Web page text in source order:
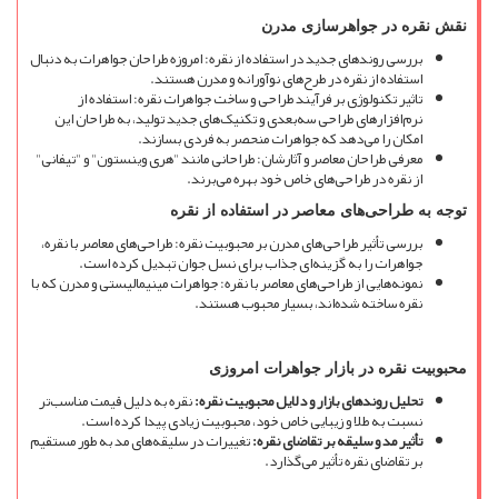
نقش نقره در جواهرسازی مدرن
بررسی روندهای جدید در استفاده از نقره: امروزه طراحان جواهرات به دنبال
استفاده از نقره در طرحهای نوآورانه و مدرن هستند.
تاثیر تکنولوژی بر فرآیند طراحی و ساخت جواهرات نقره: استفاده از
نرمافزارهای طراحی سهبعدی و تکنیکهای جدید تولید، به طراحان این
امکان را میدهد که جواهرات منحصر به فردی بسازند.
معرفی طراحان معاصر و آثارشان: طراحانی مانند "هری وینستون" و "تیفانی"
از نقره در طراحیهای خاص خود بهره میبرند.
توجه به طراحیهای معاصر در استفاده از نقره
بررسی تأثیر طراحیهای مدرن بر محبوبیت نقره: طراحیهای معاصر با نقره،
جواهرات را به گزینهای جذاب برای نسل جوان تبدیل کرده است.
نمونههایی از طراحیهای معاصر با نقره: جواهرات مینیمالیستی و مدرن که با
نقره ساخته شدهاند، بسیار محبوب هستند.
محبوبیت نقره در بازار جواهرات امروزی
تحلیل روندهای بازار و دلایل محبوبیت نقره:نقره به دلیل قیمت مناسبتر
نسبت به طلا و زیبایی خاص خود، محبوبیت زیادی پیدا کرده است.
تأثیر مد و سلیقه بر تقاضای نقره:تغییرات در سلیقههای مد به طور مستقیم
بر تقاضای نقره تأثیر میگذارد.